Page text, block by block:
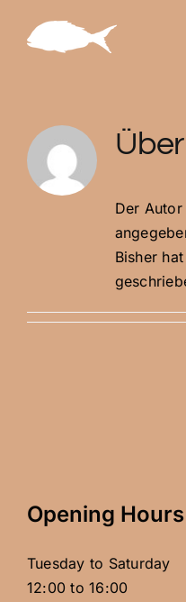
Inhalt
Über
Der
Bisher
Opening Hours
Tuesday to Saturday
12:00 to 16:00